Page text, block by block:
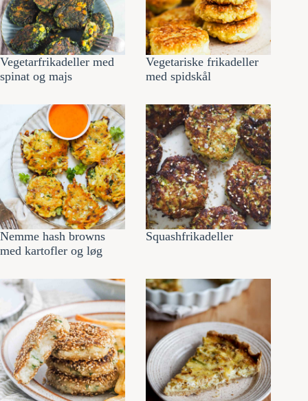
Vegetarfrikadeller med
spinat og majs
Vegetariske frikadeller
med spidskål
Nemme hash browns
med kartofler og løg
Squashfrikadeller